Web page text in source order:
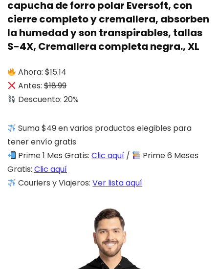
capucha de forro polar Eversoft, con
cierre completo y cremallera, absorben
la humedad y son transpirables, tallas
S-4X, Cremallera completa negra., XL
Ahora: $15.14
Antes:$18.99
Descuento: 20%
Suma $49 en varios productos elegibles para
tener envío gratis
Prime 1 Mes Gratis:Clic aquí /
Prime 6 Meses
Gratis: Clic aquí
Couriers y Viajeros:Ver lista aquí